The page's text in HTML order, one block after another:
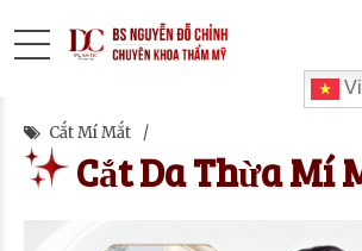
Cắt Mí Mắt
Cắt Da Thừa Mí